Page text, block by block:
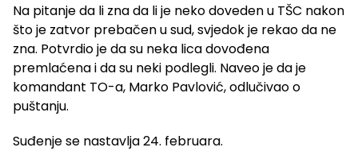
Na pitanje da li zna da li je neko doveden u TŠC nakon
što je zatvor prebačen u sud, svjedok je rekao da ne
zna. Potvrdio je da su neka lica dovođena
premlaćena i da su neki podlegli. Naveo je da je
komandant TO-a, Marko Pavlović, odlučivao o
puštanju.
Suđenje se nastavlja 24. februara.